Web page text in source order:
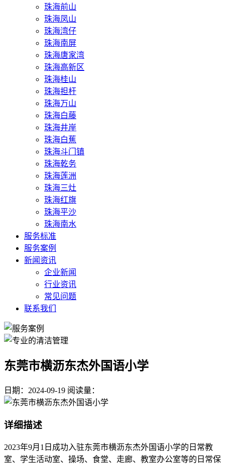
珠海前山
珠海凤山
珠海湾仔
珠海南屏
珠海唐家湾
珠海高新区
珠海桂山
珠海担杆
珠海万山
珠海白藤
珠海井岸
珠海白蕉
珠海斗门镇
珠海乾务
珠海莲洲
珠海三灶
珠海红旗
珠海平沙
珠海南水
服务标准
服务案例
新闻资讯
企业新闻
行业资讯
常见问题
联系我们
东莞市横沥东杰外国语小学
日期：2024-09-19 阅读量：
详细描述
2023年9月1日成功入驻东莞市横沥东杰外国语小学的日常教
室、学生活动室、操场、食堂、走廊、教室办公室等的日常保